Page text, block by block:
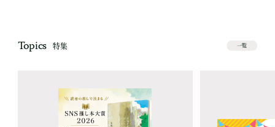
Topics 特集 一覧